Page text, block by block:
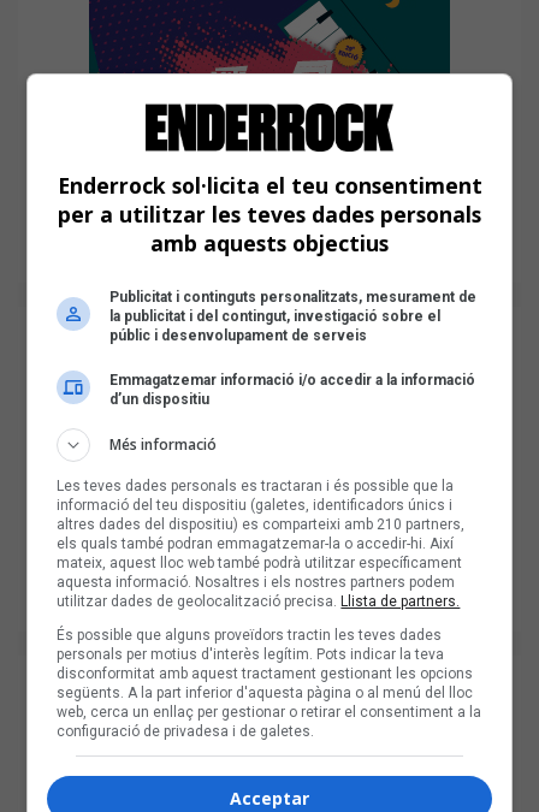
Enderrock sol·licita el teu consentiment
per a utilitzar les teves dades personals
amb aquests objectius
Publicitat i continguts personalitzats, mesurament de
la publicitat i del contingut, investigació sobre el
públic i desenvolupament de serveis
Emmagatzemar informació i/o accedir a la informació
d’un dispositiu
Més informació
Les teves dades personals es tractaran i és possible que la
informació del teu dispositiu (galetes, identificadors únics i
altres dades del dispositiu) es comparteixi amb 210 partners,
els quals també podran emmagatzemar-la o accedir-hi. Així
mateix, aquest lloc web també podrà utilitzar específicament
aquesta informació. Nosaltres i els nostres partners podem
utilitzar dades de geolocalització precisa. Llista de partners.
És possible que alguns proveïdors tractin les teves dades
personals per motius d'interès legítim. Pots indicar la teva
disconformitat amb aquest tractament gestionant les opcions
següents. A la part inferior d'aquesta pàgina o al menú del lloc
web, cerca un enllaç per gestionar o retirar el consentiment a la
configuració de privadesa i de galetes.
Acceptar